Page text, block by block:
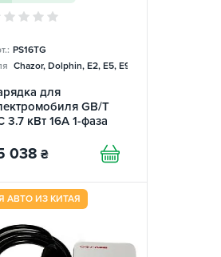
PS16TG
Chazor, Dolphin, E2, E5, E9, Mercedes
для
GB/T
3.7 кВт 16А 1-фаза
038 ₴
АВТО ИЗ КИТАЯ